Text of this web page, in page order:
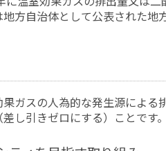
方自治体として公表された地
ガスの人為的な発生源による
し引きゼロにする）ことです。